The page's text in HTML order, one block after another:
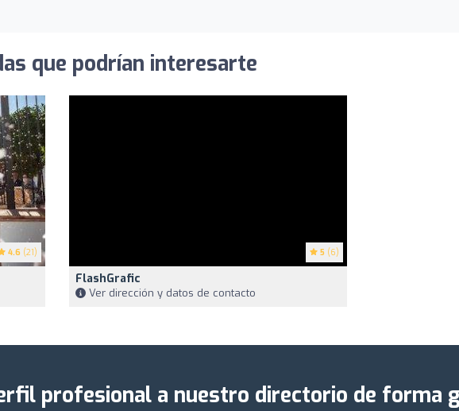
que podrían interesarte
4.6 (21) 5 (6)
FlashGrafic
Ver dirección y datos de contacto
profesional a nuestro directorio de forma